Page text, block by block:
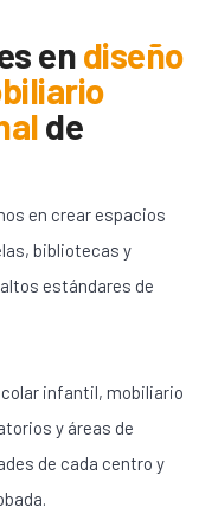
endiseño
de
en crear espacios
bibliotecas y
estándares de
infantil, mobiliario
y áreas de
de cada centro y